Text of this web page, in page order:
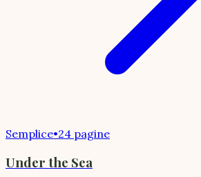
Semplice•24 pagine
Under the Sea